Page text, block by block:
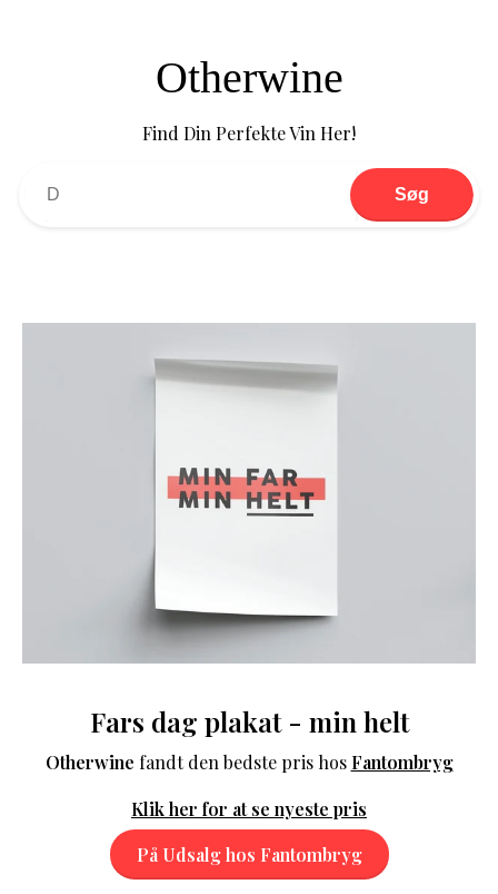
Otherwine
Find Din Perfekte Vin Her!
Søg
Fars dag plakat - min helt
Otherwine fandt den bedste pris hos Fantombryg
Klik her for at se nyeste pris
På Udsalg hos Fantombryg